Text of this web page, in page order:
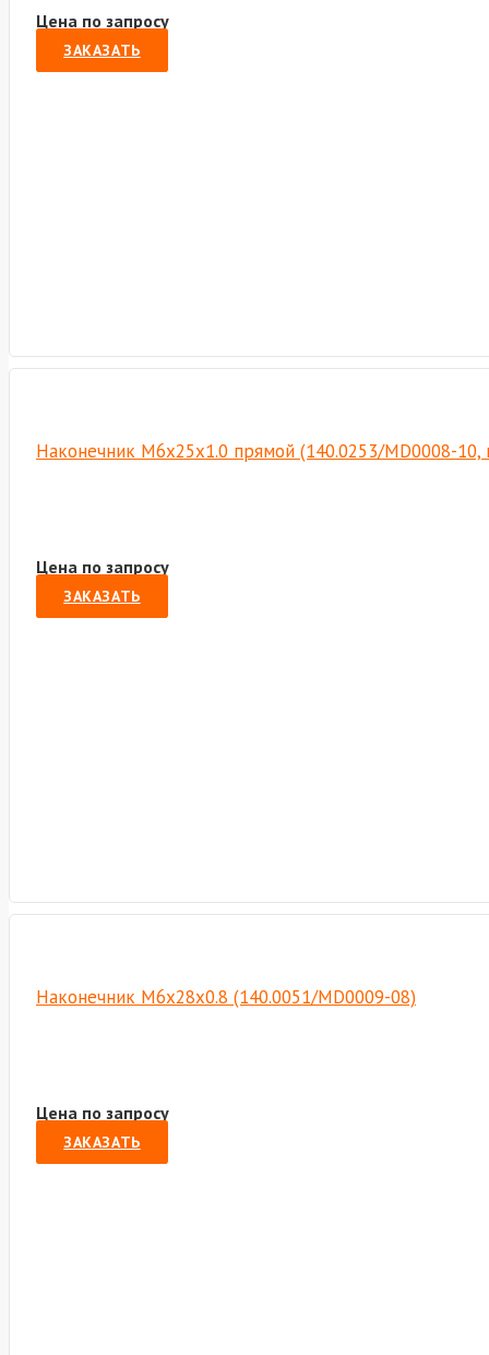
Цена по запросу
ЗАКАЗАТЬ
Наконечник М6х25х1.0 прямой (140.0253/MD0008-
Цена по запросу
ЗАКАЗАТЬ
Наконечник M6х28х0.8 (140.0051/MD0009-08)
Цена по запросу
ЗАКАЗАТЬ